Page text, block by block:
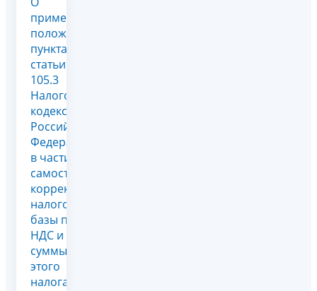
применении
положений
пункта 6
статьи
105.3
Налогового
кодекса
Российской
Федерации
в части
самостоятельной
корректировки
налоговой
базы по
НДС и
суммы
этого
налога